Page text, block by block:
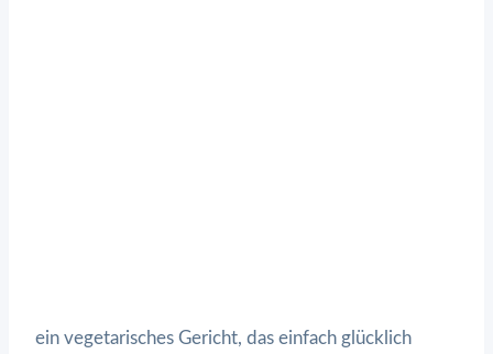
ein vegetarisches Gericht, das einfach glücklich